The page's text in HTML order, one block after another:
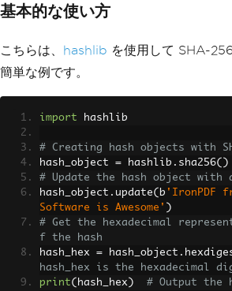
基本的な使い方
こちらは、 hashlib を使用して SHA-
簡単な例です。
import hashlib
# Creating hash objects with
hash_object = hashlib . sha256()
# Update the hash object with
hash_object . update( b 'IronPDF
Software is Awesome' )
# Get the hexadecimal
f the hash
hash_hex = hash_object .
hash_hex is the hexadecimal
print( hash_hex )
# Output the